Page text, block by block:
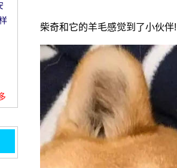
柴奇和它的羊毛感觉到了小伙伴!